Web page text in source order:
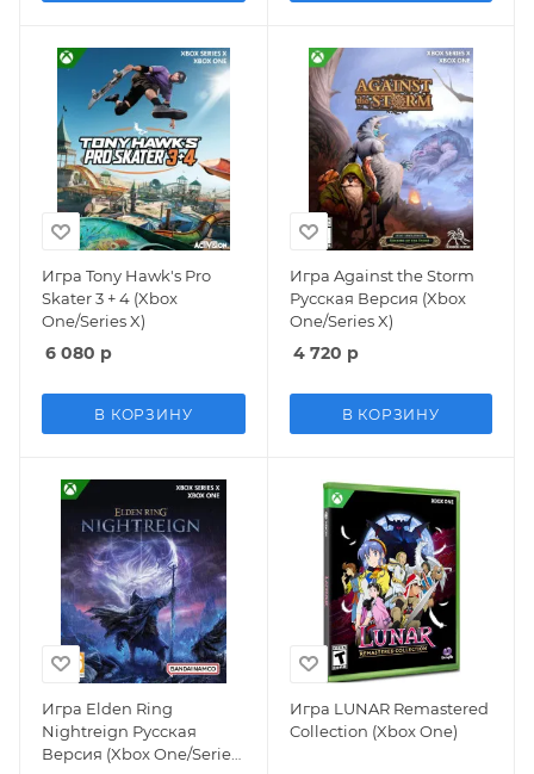
Игра Tony Hawk's Pro
Skater 3 + 4 (Xbox
One/Series X)
6 080 р
В КОРЗИНУ
Игра Against the Storm
Русская Версия (Xbox
One/Series X)
4 720 р
В КОРЗИНУ
Игра Elden Ring
Nightreign Русская
Версия (Xbox One/Series
Игра LUNAR Remastered
Collection (Xbox One)